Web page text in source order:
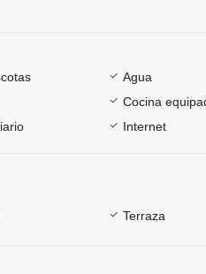
Agua
Cocina
Internet
Terraza